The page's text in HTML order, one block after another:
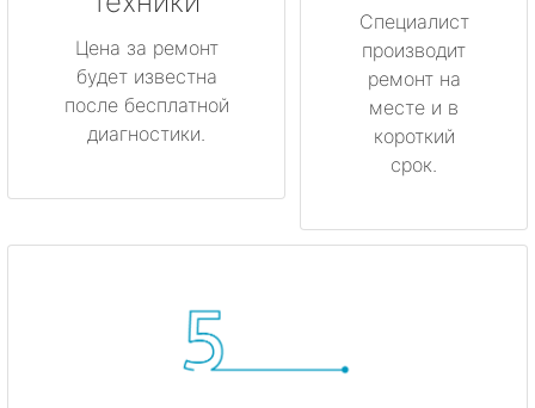
Цена за ремонт
будет известна
после бесплатной
диагностики.
Специалист
производит
ремонт на
месте и в
короткий
срок.